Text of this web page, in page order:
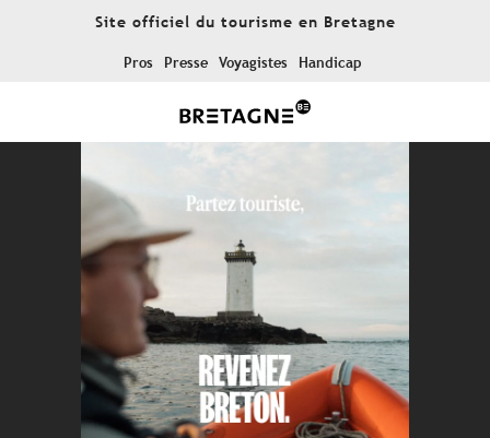
Site officiel du tourisme en Bretagne
Pros Presse Voyagistes Handicap